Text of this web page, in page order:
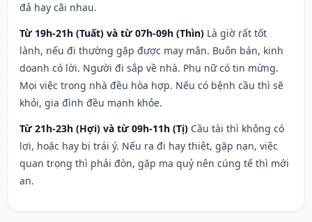
đả hay cãi nhau.
Từ 19h-21h (Tuất) và từ 07h-09h (Thìn) Là giờ rất tốt
lành, nếu đi thường gặp được may mắn. Buôn bán, kinh
doanh có lời. Người đi sắp về nhà. Phụ nữ có tin mừng.
Mọi việc trong nhà đều hòa hợp. Nếu có bệnh cầu thì sẽ
khỏi, gia đình đều mạnh khỏe.
Từ 21h-23h (Hợi) và từ 09h-11h (Tị) Cầu tài thì không có
lợi, hoặc hay bị trái ý. Nếu ra đi hay thiệt, gặp nạn, việc
quan trọng thì phải đòn, gặp ma quỷ nên cúng tế thì mới
an.